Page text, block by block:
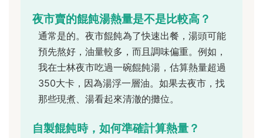
夜市賣的餛飩湯熱量是不是比較高？
通常是的。夜市餛飩為了快速出餐，湯頭可能
預先熬好，油量較多，而且調味偏重。例如，
我在士林夜市吃過一碗餛飩湯，估算熱量超過
350大卡，因為湯浮一層油。如果去夜市，找
那些現煮、湯看起來清澈的攤位。
自製餛飩時，如何準確計算熱量？